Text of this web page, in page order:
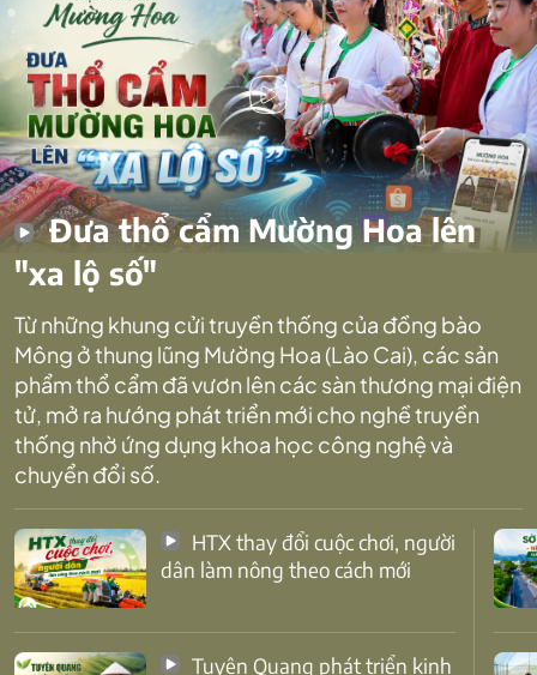
Đưa thổ cẩm Mường Hoa lên
"xa lộ số"
Từ những khung cửi truyền thống của đồng bào
Mông ở thung lũng Mường Hoa (Lào Cai), các sản
phẩm thổ cẩm đã vươn lên các sàn thương mại điện
tử, mở ra hướng phát triển mới cho nghề truyền
thống nhờ ứng dụng khoa học công nghệ và
chuyển đổi số.
dân làm nông theo cách mới